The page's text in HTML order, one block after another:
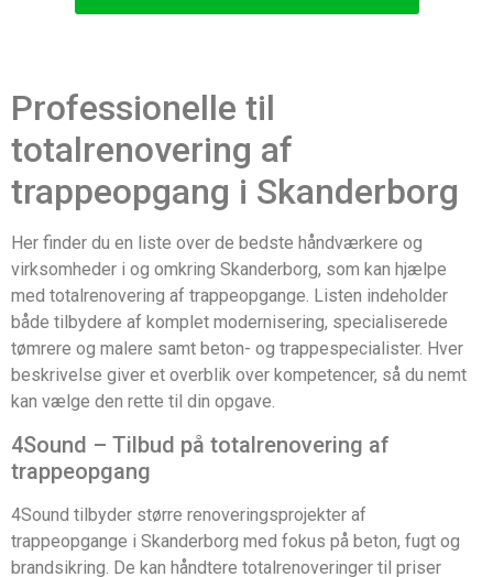
Professionelle til
totalrenovering af
trappeopgang i Skanderborg
Her finder du en liste over de bedste håndværkere og
virksomheder i og omkring Skanderborg, som kan hjælpe
med totalrenovering af trappeopgange. Listen indeholder
både tilbydere af komplet modernisering, specialiserede
tømrere og malere samt beton- og trappespecialister. Hver
beskrivelse giver et overblik over kompetencer, så du nemt
kan vælge den rette til din opgave.
4Sound – Tilbud på totalrenovering af
trappeopgang
4Sound tilbyder større renoveringsprojekter af
trappeopgange i Skanderborg med fokus på beton, fugt og
brandsikring. De kan håndtere totalrenoveringer til priser